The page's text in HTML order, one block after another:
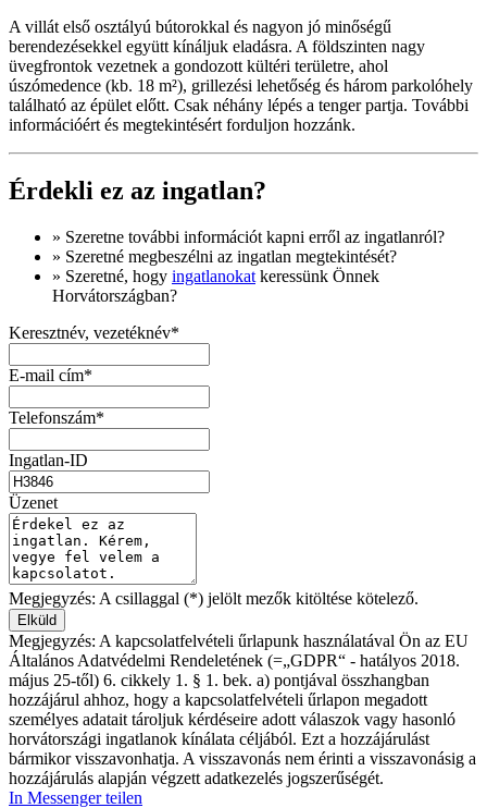
A villát első osztályú bútorokkal és nagyon jó minőségű
berendezésekkel együtt kínáljuk eladásra. A földszinten nagy
üvegfrontok vezetnek a gondozott kültéri területre, ahol
úszómedence (kb. 18 m²), grillezési lehetőség és három parkolóhely
található az épület előtt. Csak néhány lépés a tenger partja. További
információért és megtekintésért forduljon hozzánk.
Érdekli ez az ingatlan?
» Szeretne további információt kapni erről az ingatlanról?
» Szeretné megbeszélni az ingatlan megtekintését?
» Szeretné, hogy ingatlanokat keressünk Önnek
Horvátországban?
Keresztnév, vezetéknév*
E-mail cím*
Telefonszám*
Ingatlan-ID
Üzenet
Megjegyzés: A csillaggal (*) jelölt mezők kitöltése kötelező.
Megjegyzés: A kapcsolatfelvételi űrlapunk használatával Ön az EU
Általános Adatvédelmi Rendeletének (=„GDPR“ - hatályos 2018.
május 25-től) 6. cikkely 1. § 1. bek. a) pontjával összhangban
hozzájárul ahhoz, hogy a kapcsolatfelvételi űrlapon megadott
személyes adatait tároljuk kérdéseire adott válaszok vagy hasonló
horvátországi ingatlanok kínálata céljából. Ezt a hozzájárulást
bármikor visszavonhatja. A visszavonás nem érinti a visszavonásig a
hozzájárulás alapján végzett adatkezelés jogszerűségét.
In Messenger teilen